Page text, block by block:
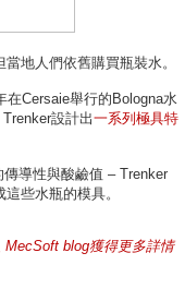
地人們依舊購買瓶裝水。
在Cersaie舉行的Bologna水
設計出一系列極具特
導性與酸鹼值 – Trenker
些水瓶的模具。
MecSoft blog獲得更多詳情